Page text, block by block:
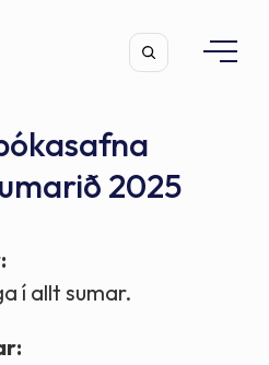
2025
í allt sumar.